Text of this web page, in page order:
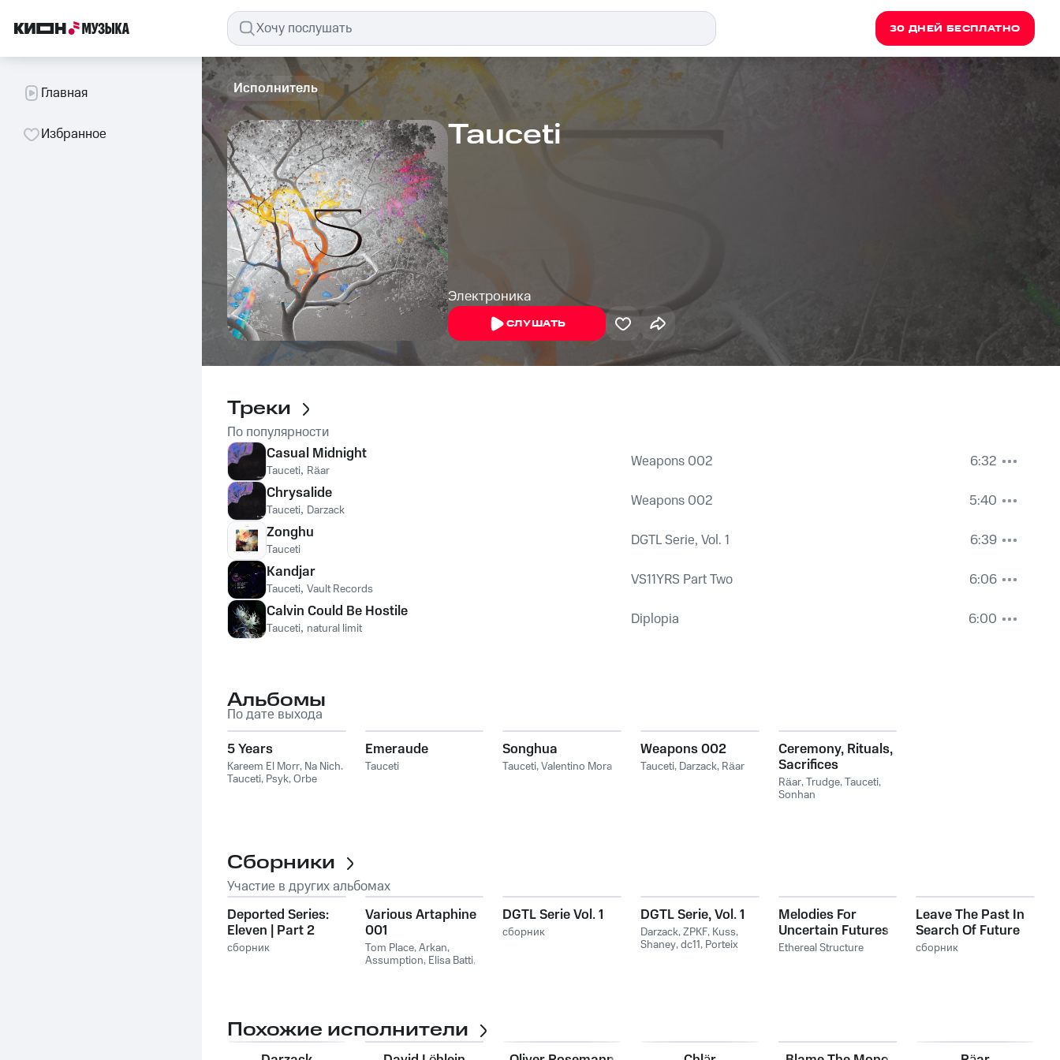
30 ДНЕЙ БЕСПЛАТНО
Главная
Избранное
Исполнитель
Tauceti
Электроника
СЛУШАТЬ
Треки
По популярности
Casual Midnight
Tauceti, Räar Weapons 002
6:32
Chrysalide
Tauceti, Darzack Weapons 002
5:40
Zonghu
Tauceti DGTL Serie, Vol. 1
6:39
Kandjar
Tauceti, Vault Records VS11YRS Part Two
6:06
Calvin Could Be Hostile
Tauceti, natural limit Diplopia 6:00
Альбомы
По дате выхода
5 Years
Kareem El Morr, Na Nich,
Tauceti, Psyk,Orbe
Emeraude
Tauceti
Songhua
Tauceti,Valentino Mora
Weapons 002
Tauceti, Darzack, Räar
Ceremony, Rituals,
Sacrifices
Räar,Trudge,Tauceti,
Sonhan
Сборники
Участие в других альбомах
Deported Series:
Eleven | Part 2
сборник
Various Artaphine
001
Tom Place,Arkan,
Assumption, Elisa Batti,
DGTL Serie Vol. 1
сборник
DGTL Serie, Vol. 1
Darzack,ZPKF, Kuss,
Shaney,dc11, Porteix
Melodies For
Uncertain Futures
Ethereal Structure
Leave The Past In
Search Of Future
Vol. VIII
сборник
Похожие исполнители